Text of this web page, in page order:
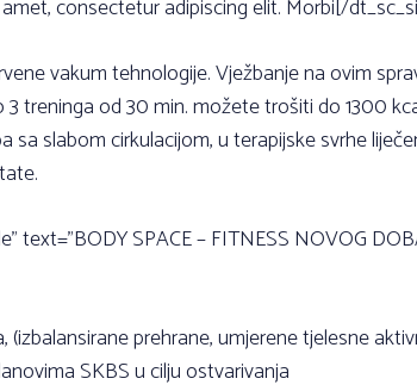
consectetur adipiscing elit. Morbi[/
vakum tehnologije. Vježbanje na ovim
treninga od 30 min. možete trošiti do 1300
slabom cirkulacijom, u terapijske svrhe
text=”BODY SPACE – FITNESS NOVOG
prehrane, umjerene tjelesne
SKBS u cilju ostvarivanja